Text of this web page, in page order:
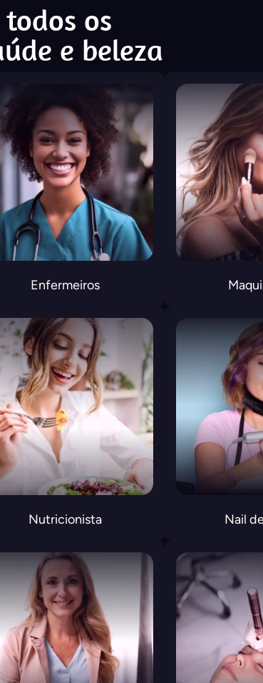
os
e beleza
Enfermeiros
Nutricionista Nail